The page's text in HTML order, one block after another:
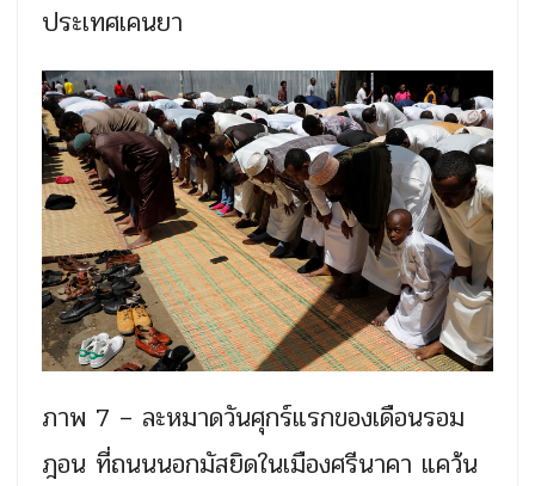
ประเทศเคนยา
ภาพ 7 – ละหมาดวันศุกร์แรกของเดือนรอม
ฎอน ที่ถนนนอกมัสยิดในเมืองศรีนาคา แคว้น